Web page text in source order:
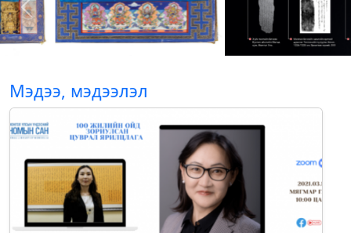
Previous Next
Мэдээ, мэдээлэл